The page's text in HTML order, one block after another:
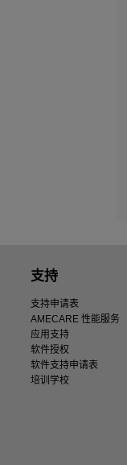
支持
支持申请表
AMECARE 性能服务
应用支持
软件授权
软件支持申请表
培训学校